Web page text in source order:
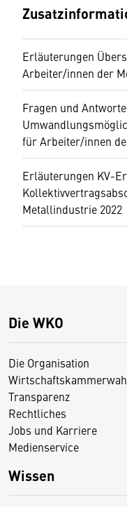
Erläuterungen
Arbeiter/innen der
Fragen und
für Arbeiter/innen
Erläuterungen KV-
Metallindustrie 2022
Die WKO
Die Organisation
Transparenz
Rechtliches
Jobs und Karriere
Medienservice
Wissen